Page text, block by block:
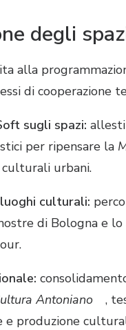
degli
alla
di cooperazione
sugli spazi:
per ripensare la
culturali urbani.
culturali:
di Bologna e
Antoniano
,
e produzione